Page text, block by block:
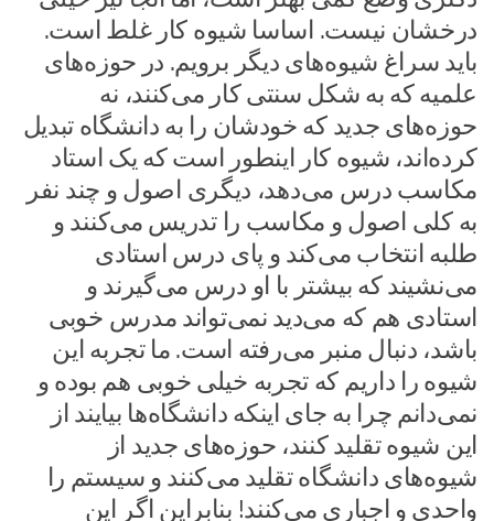
درخشان نیست. اساسا شیوه کار غلط است.
باید سراغ شیوه‌های دیگر برویم. در حوزه‌های
علمیه که به شکل سنتی کار می‌کنند، نه
حوزه‌های جدید که خودشان را به دانشگاه تبدیل
کرده‌اند، شیوه کار اینطور است که یک استاد
مکاسب درس می‌دهد، دیگری اصول و چند نفر
به کلی اصول و مکاسب را تدریس می‌کنند و
طلبه انتخاب می‌کند و پای درس استادی
می‌نشیند که بیشتر با او درس می‌گیرند و
استادی هم که می‌دید نمی‌تواند مدرس خوبی
باشد، دنبال منبر می‌رفته است. ما تجربه این
شیوه را داریم که تجربه خیلی خوبی هم بوده و
نمی‌دانم چرا به جای اینکه دانشگاه‌ها بیایند از
این شیوه تقلید کنند، حوزه‌های جدید از
شیوه‌های دانشگاه تقلید می‌کنند و سیستم را
واحدی و اجباری می‌کنند! بنابراین اگر این